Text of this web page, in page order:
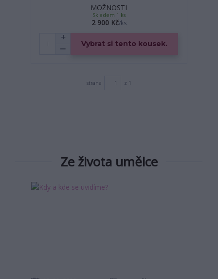
MOŽNOSTI
2 900 Kč/ks
Skladem 1 ks
Vybrat si tento kousek.
strana z 1
Ze života umělce